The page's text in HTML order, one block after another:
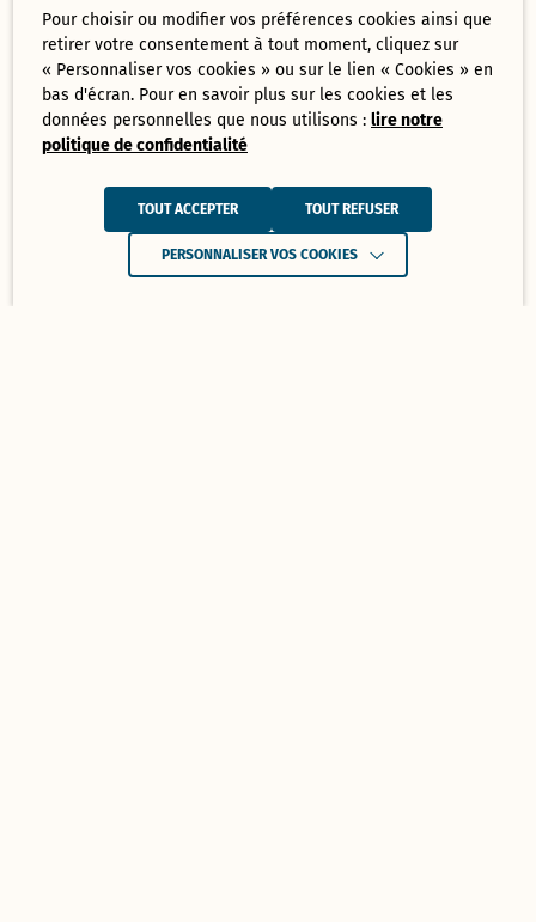
Pour choisir ou modifier vos préférences cookies ainsi que
retirer votre consentement à tout moment, cliquez sur
« Personnaliser vos cookies » ou sur le lien « Cookies » en
bas d'écran. Pour en savoir plus sur les cookies et les
données personnelles que nous utilisons :lire notre
politique de confidentialité
TOUT ACCEPTER TOUT REFUSER
PERSONNALISER VOS COOKIES